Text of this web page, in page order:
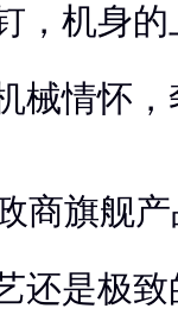
，机身
械情怀
商旗舰
还是极